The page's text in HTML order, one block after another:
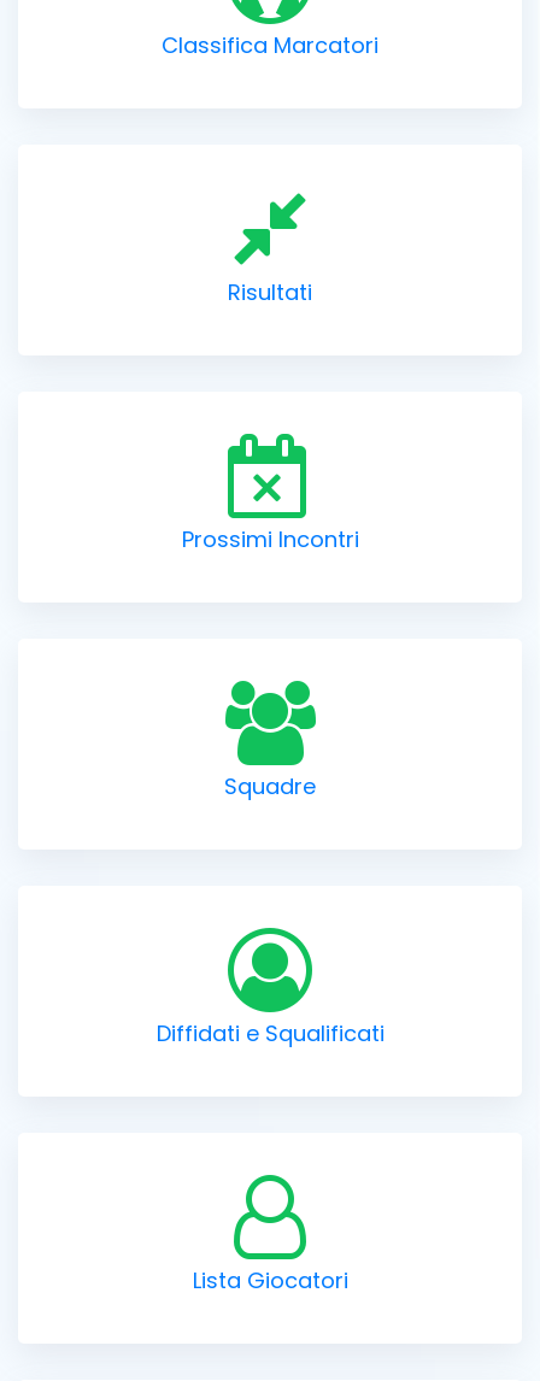
Classifica Marcatori
Risultati
Prossimi Incontri
Squadre
Diffidati e Squalificati
Lista Giocatori